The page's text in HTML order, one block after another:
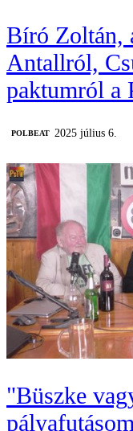
Bíró Zoltán,
Antallról,
paktumról a
‎POLBEAT 2025 július 6.
"Büszke